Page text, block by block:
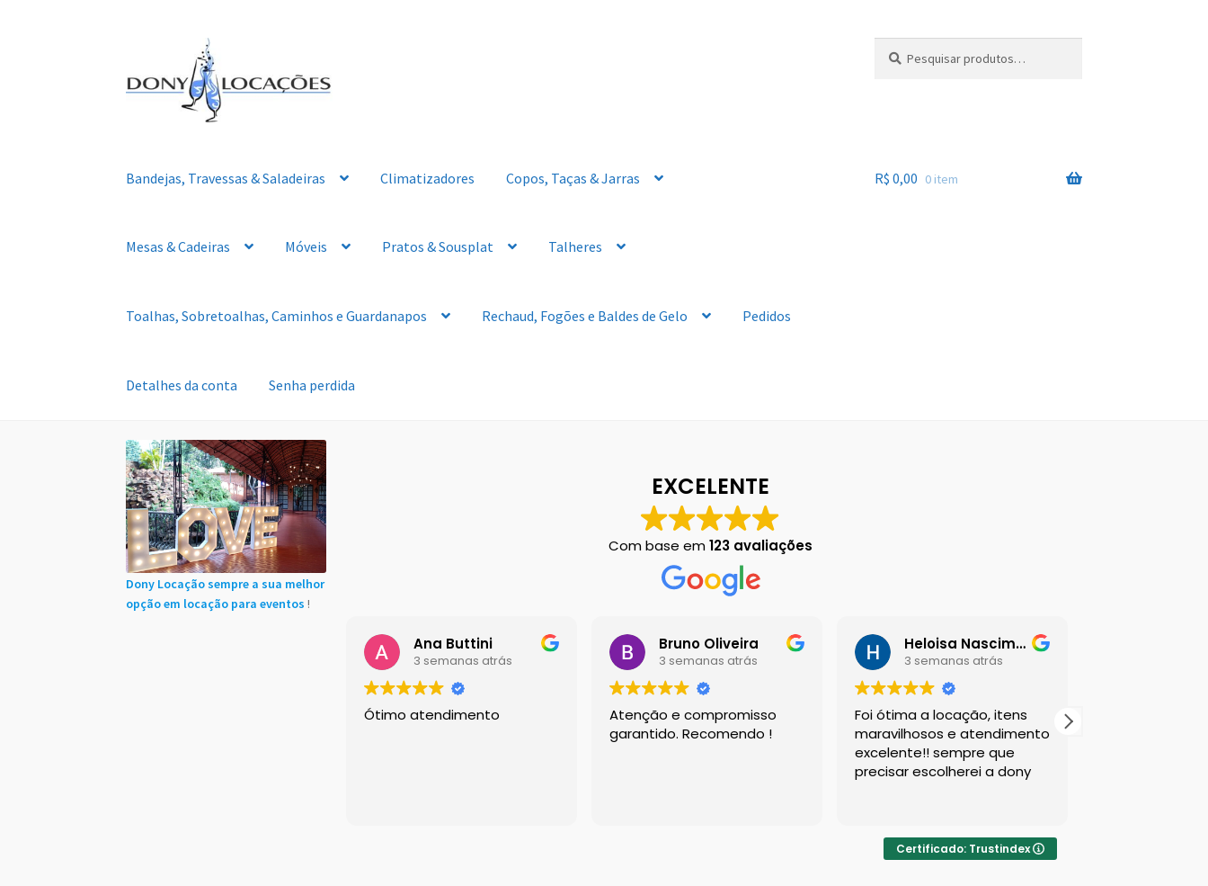
navegação
o
por:
Bandejas, Travessas & Saladeiras Climatizadores Copos, Taças & Jarras
Mesas & Cadeiras Móveis Pratos & Sousplat Talheres
Toalhas, Sobretoalhas, Caminhos e Guardanapos Rechaud, Fogões e Baldes de Gelo Pedidos
Detalhes da conta Senha perdida
InícioCadastro de ClientesCarrinho
Minha contaSample PageShop Demos Dony LocaçõesPortfolio
Instagram feedLogoPrice table
R$ 0,00 0 item
Dony Locação sempre a sua melhor
opção em locação para eventos !
EXCELENTE
Com base em123 avaliações
Ana Buttini
3 semanas atrás
Ótimo atendimento
Bruno Oliveira
3 semanas atrás
Atenção e compromisso
garantido. Recomendo !
Heloisa Nascimento
3 semanas atrás
Foi ótima a locação, itens
maravilhosos e atendimento
excelente!! sempre que
precisar escolherei a dony
Certificado: Trustindex